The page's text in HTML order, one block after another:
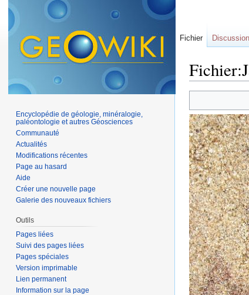
Fichier Discussion
Encyclopédie de géologie, minéralogie,
paléontologie et autres Géosciences
Communauté
Actualités
Modifications récentes
Page au hasard
Aide
Créer une nouvelle page
Galerie des nouveaux fichiers
Outils
Pages liées
Suivi des pages liées
Pages spéciales
Version imprimable
Lien permanent
Information sur la page